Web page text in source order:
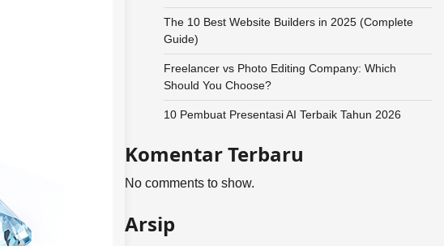
The 10 Best Website Builders in 2025 (Complete
Guide)
Freelancer vs Photo Editing Company: Which
Should You Choose?
10 Pembuat Presentasi AI Terbaik Tahun 2026
Komentar Terbaru
No comments to show.
Arsip